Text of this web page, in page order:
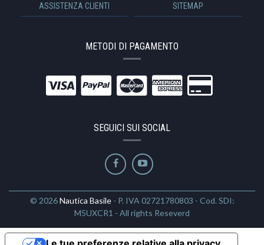
ASSISTENZA CLIENTI SITEMAP
METODI DI PAGAMENTO
SEGUICI SUI SOCIAL
© 2026Nautica Basile- P. IVA 02721780803 - Cod. SDI:
M5UXCR1 - All rights Reseverd